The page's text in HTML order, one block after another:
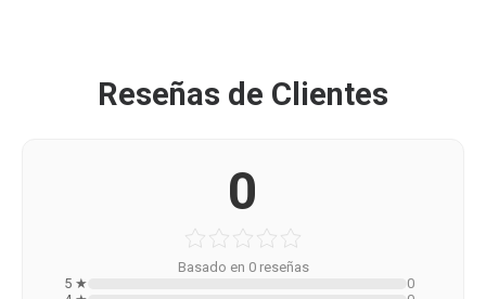
Reseñas de Clientes
0
Basado en 0 reseñas
5 ★
0